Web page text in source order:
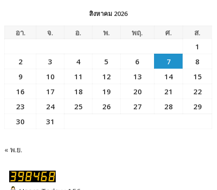
สิงหาคม 2026
อา. จ. อ. พ. พฤ. ศ.
ส.
1
2
3 4 5 6 7
8
9
10 11 12 13 14
15
16
17 18 19 20 21
22
23
24 25 26 27 28
29
30
31
« พ.ย.